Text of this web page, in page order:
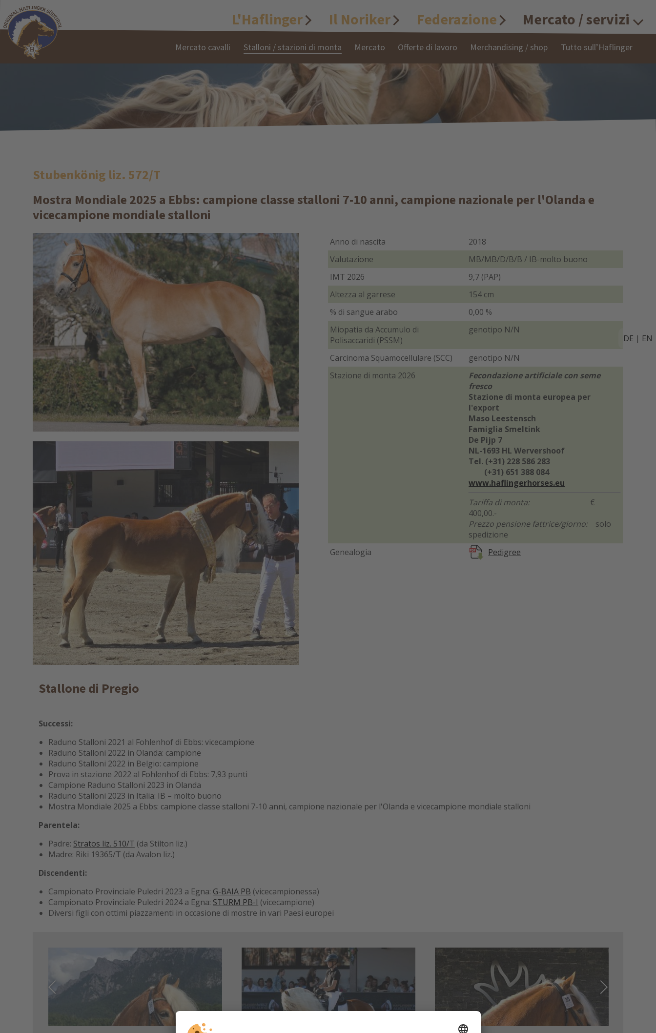
L'Haflinger Il Noriker Federazione Mercato / servizi
Mercato cavalli Stalloni / stazioni di monta Mercato Offerte di lavoro Merchandising / shop Tutto sull’Haflinger
DE | EN
Stubenkönig liz. 572/T
Mostra Mondiale 2025 a Ebbs: campione classe stalloni 7-10 anni, campione nazionale per l'Olanda e
vicecampione mondiale stalloni
Anno di nascita
2018
Valutazione
MB/MB/D/B/B / IB-molto buono
IMT 2026
9,7 (PAP)
Altezza al garrese
154 cm
% di sangue arabo
0,00 %
Miopatia da Accumulo di
Polisaccaridi (PSSM)
genotipo N/N
Carcinoma Squamocellulare (SCC)
genotipo N/N
Stazione di monta 2026
Fecondazione artificiale con seme
fresco
Stazione di monta europea per
l'export
Maso Leestensch
Famiglia Smeltink
De Pijp 7
NL-1693 HL Wervershoof
Tel. (+31) 228 586 283
(+31) 651 388 084
www.haflingerhorses.eu
Tariffa di monta:€
400,00.-
Prezzo pensione fattrice/giorno:solo
spedizione
Genealogia
Pedigree
Stallone di Pregio
Successi​:
Raduno Stalloni 2021 al Fohlenhof di Ebbs: vicecampione
Raduno Stalloni 2022 in Olanda: campione
Raduno Stalloni 2022 in Belgio: campione
Prova in stazione 2022 al Fohlenhof di Ebbs: 7,93 punti
Campione Raduno Stalloni 2023 in Olanda
Raduno Stalloni 2023 in Italia: IB – molto buono
Mostra Mondiale 2025 a Ebbs: campione classe stalloni 7-10 anni, campione nazionale per l'Olanda e vicecampione mondiale stalloni
Parentela:
Padre: Stratos liz. 510/T (da Stilton liz.)
Madre: Riki 19365/T (da Avalon liz.)
Discendenti:
Campionato Provinciale Puledri 2023 a Egna: G-BAIA PB (vicecampionessa)
Campionato Provinciale Puledri 2024 a Egna: STURM PB-I (vicecampione)
Diversi figli con ottimi piazzamenti in occasione di mostre in vari Paesi europei